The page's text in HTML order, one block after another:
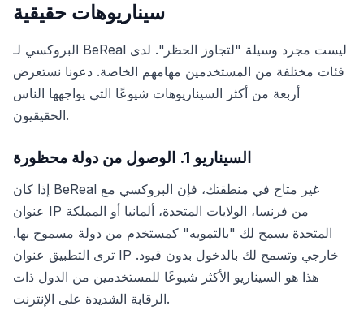
سيناريوهات حقيقية
البروكسي لـ BeReal ليست مجرد وسيلة "لتجاوز الحظر". لدى
فئات مختلفة من المستخدمين مهامهم الخاصة. دعونا نستعرض
أربعة من أكثر السيناريوهات شيوعًا التي يواجهها الناس
الحقيقيون.
السيناريو 1. الوصول من دولة محظورة
إذا كان BeReal غير متاح في منطقتك، فإن البروكسي مع
عنوان IP من فرنسا، الولايات المتحدة، ألمانيا أو المملكة
المتحدة يسمح لك "بالتمويه" كمستخدم من دولة مسموح بها.
ترى التطبيق عنوان IP خارجي وتسمح لك بالدخول بدون قيود.
هذا هو السيناريو الأكثر شيوعًا للمستخدمين من الدول ذات
الرقابة الشديدة على الإنترنت.